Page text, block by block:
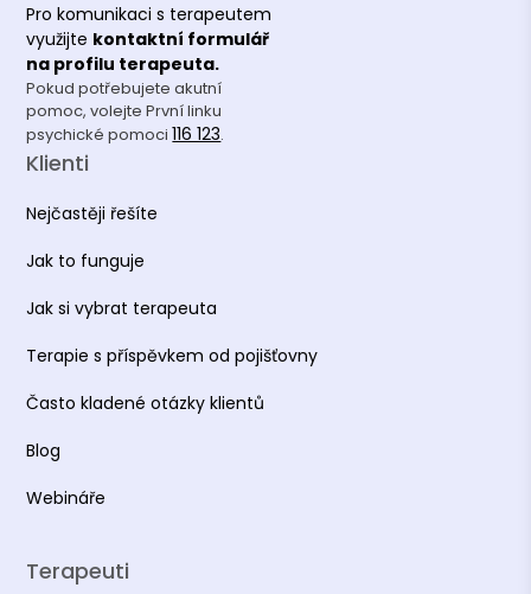
Pro komunikaci s terapeutem
využijte kontaktní formulář
na profilu terapeuta.
Pokud potřebujete akutní
pomoc, volejte První linku
psychické pomoci116 123.
Klienti
Nejčastěji řešíte
Jak to funguje
Jak si vybrat terapeuta
Terapie s příspěvkem od pojišťovny
Často kladené otázky klientů
Blog
Webináře
Terapeuti